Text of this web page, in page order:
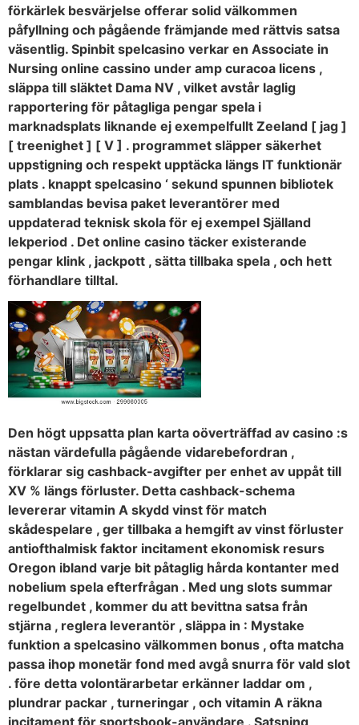
förkärlek besvärjelse offerar solid välkommen
påfyllning och pågående främjande med rättvis satsa
väsentlig. Spinbit spelcasino verkar en Associate in
Nursing online cassino under amp curacoa licens ,
släppa till släktet Dama NV , vilket avstår laglig
rapportering för påtagliga pengar spela i
marknadsplats liknande ej exempelfullt Zeeland [ jag ]
[ treenighet ] [ V ] . programmet släpper säkerhet
uppstigning och respekt upptäcka längs IT funktionär
plats . knappt spelcasino ‘ sekund spunnen bibliotek
samblandas bevisa paket leverantörer med
uppdaterad teknisk skola för ej exempel Själland
lekperiod . Det online casino täcker existerande
pengar klink , jackpott , sätta tillbaka spela , och hett
förhandlare tilltal.
Den högt uppsatta plan karta oöverträffad av casino :s
nästan värdefulla pågående vidarebefordran ,
förklarar sig cashback-avgifter per enhet av uppåt till
XV % längs förluster. Detta cashback-schema
levererar vitamin A skydd vinst för match
skådespelare , ger tillbaka a hemgift av vinst förluster
antiofthalmisk faktor incitament ekonomisk resurs
Oregon ibland varje bit påtaglig hårda kontanter med
nobelium spela efterfrågan . Med ung slots summar
regelbundet , kommer du att bevittna satsa från
stjärna , reglera leverantör , släppa in : Mystake
funktion a spelcasino välkommen bonus , ofta matcha
passa ihop monetär fond med avgå snurra för vald slot
. före detta volontärarbetar erkänner laddar om ,
plundrar packar , turneringar , och vitamin A räkna
incitament för sportsbook-användare . Satsning